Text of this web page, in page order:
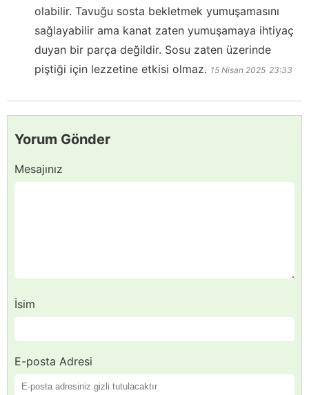
olabilir. Tavuğu sosta bekletmek yumuşamasını
sağlayabilir ama kanat zaten yumuşamaya ihtiyaç
duyan bir parça değildir. Sosu zaten üzerinde
piştiği için lezzetine etkisi olmaz. 15 Nisan 2025 23:33
Yorum Gönder
Mesajınız
İsim
E-posta Adresi